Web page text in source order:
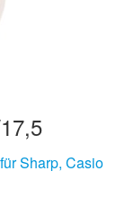
Sharp, Casio